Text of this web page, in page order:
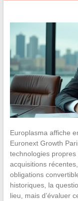
Europlasma affiche
Euronext Growth
technologies propres
acquisitions
obligations
historiques, la
lieu, mais d’évaluer